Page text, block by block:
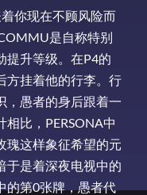
你现在不顾风险而
是自称特别
提升等级。在P4的
方挂着他的行李。行
，愚者的身后跟着一
比，PERSONA中
瑰这样象征希望的元
于是着深夜电视中的
的第0张牌，愚者代